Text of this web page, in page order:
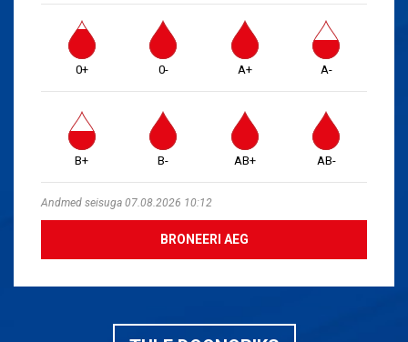
0+ 0- A+ A-
B+ B- AB+ AB-
Andmed seisuga 07.08.2026 10:12
BRONEERI AEG